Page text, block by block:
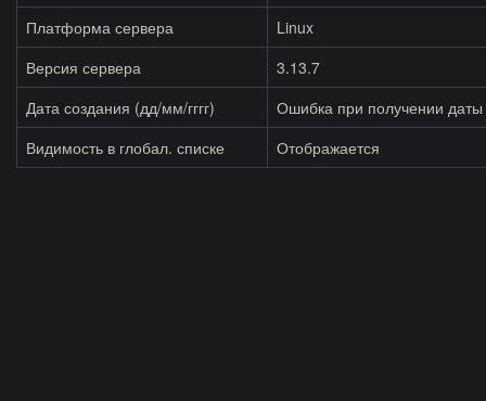
Платформа сервера
Linux
Версия сервера
3.13.7
Дата создания (дд/мм/гггг)
Ошибка при получении даты
Видимость в глобал. списке
Отображается